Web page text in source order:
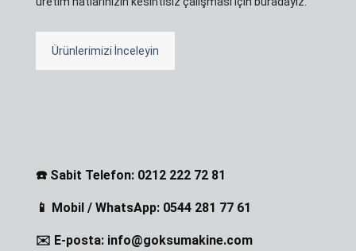
Ürünlerimizi İnceleyin
☎️ Sabit Telefon: 0212 222 72 81
📱 Mobil / WhatsApp: 0544 281 77 61
✉️ E-posta: info@goksumakine.com